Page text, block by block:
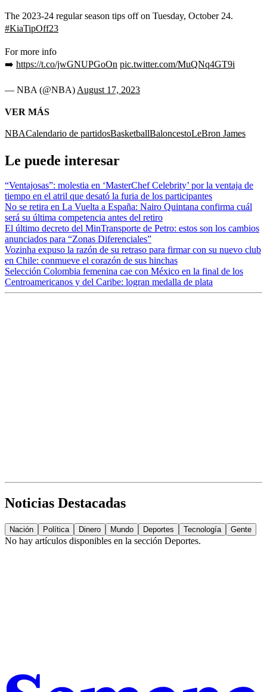
The 2023-24 regular season tips off on Tuesday, October 24.
#KiaTipOff23
For more info
➡️ https://t.co/jwGNUPGoOn pic.twitter.com/MuQNq4GT9i
— NBA (@NBA) August 17, 2023
VER MÁS
NBACalendario de partidosBasketballBaloncestoLeBron James
Le puede interesar
“Ventajosas”: molestia en ‘MasterChef Celebrity’ por la ventaja de
tiempo en el atril que desató la furia de los participantes
No se retira en La Vuelta a España: Nairo Quintana confirma cuál
será su última competencia antes del retiro
El último decreto del MinTransporte de Petro: estos son los cambios
anunciados para “Zonas Diferenciales”
Vozinha expuso la razón de su retraso para firmar con su nuevo club
en Chile: conmueve el corazón de sus hinchas
Selección Colombia femenina cae con México en la final de los
Centroamericanos y del Caribe: logran medalla de plata
Noticias Destacadas
Nación Política Dinero Mundo Deportes Tecnología Gente
No hay artículos disponibles en la sección Deportes.